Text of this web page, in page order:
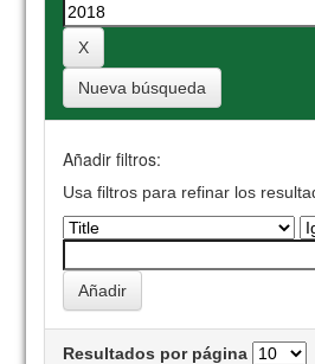
Nueva búsqueda
Añadir filtros:
Usa filtros para refinar los
Resultados por página